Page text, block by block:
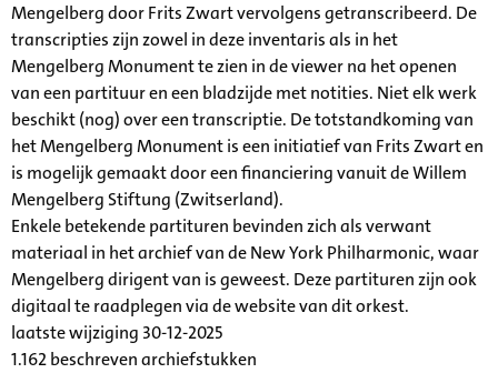
Mengelberg door Frits Zwart vervolgens getranscribeerd. De
transcripties zijn zowel in deze inventaris als in het
Mengelberg Monument te zien in de viewer na het openen
van een partituur en een bladzijde met notities. Niet elk werk
beschikt (nog) over een transcriptie. De totstandkoming van
het Mengelberg Monument is een initiatief van Frits Zwart en
is mogelijk gemaakt door een financiering vanuit de Willem
Mengelberg Stiftung (Zwitserland).
Enkele betekende partituren bevinden zich als verwant
materiaal in het archief van de New York Philharmonic, waar
Mengelberg dirigent van is geweest. Deze partituren zijn ook
digitaal te raadplegen via de website van dit orkest.
laatste wijziging 30-12-2025
1.162 beschreven archiefstukken